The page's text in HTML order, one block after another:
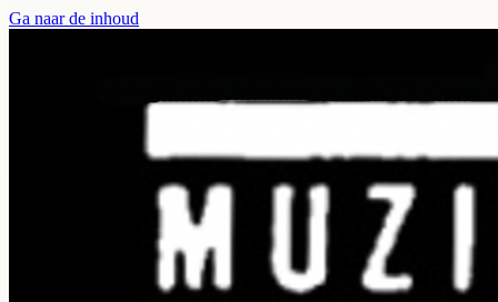
Ga naar de inhoud